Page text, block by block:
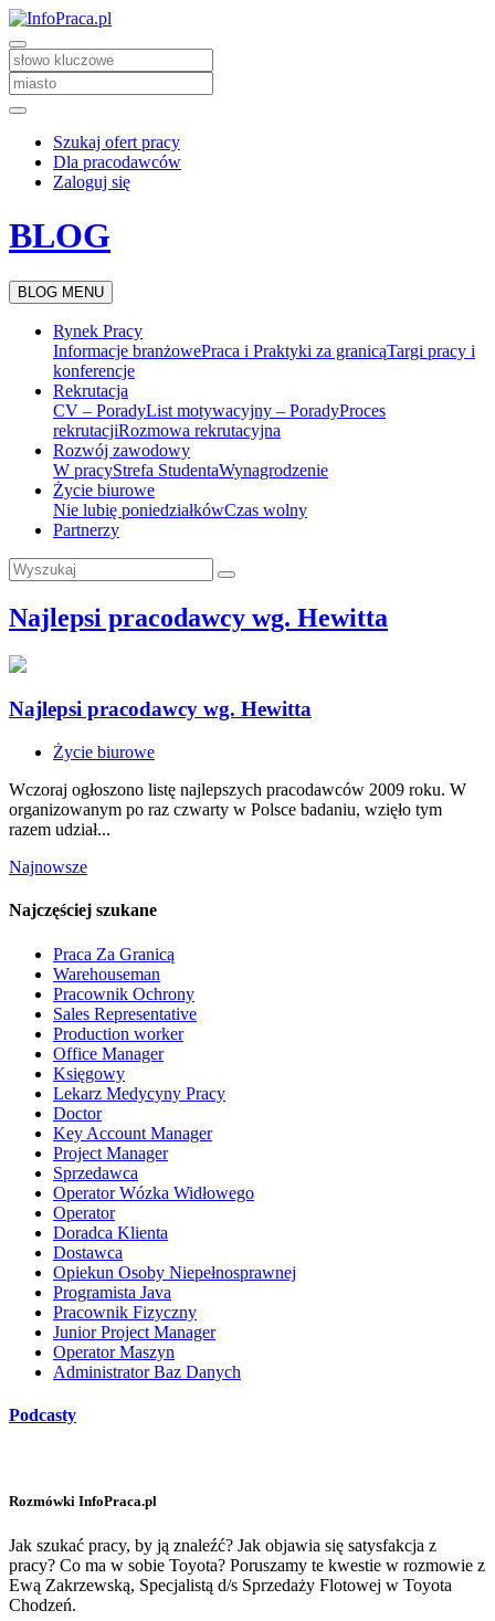
Szukaj ofert pracy
Dla pracodawców
Zaloguj się
BLOG
BLOG MENU
Rynek Pracy
Informacje branżowePraca i Praktyki za granicąTargi pracy i
konferencje
Rekrutacja
CV – PoradyList motywacyjny – PoradyProces
rekrutacjiRozmowa rekrutacyjna
Rozwój zawodowy
W pracyStrefa StudentaWynagrodzenie
Życie biurowe
Nie lubię poniedziałkówCzas wolny
Partnerzy
Najlepsi pracodawcy wg. Hewitta
Najlepsi pracodawcy wg. Hewitta
Życie biurowe
Wczoraj ogłoszono listę najlepszych pracodawców 2009 roku. W
organizowanym po raz czwarty w Polsce badaniu, wzięło tym
razem udział...
Najnowsze
Najczęściej szukane
Praca Za Granicą
Warehouseman
Pracownik Ochrony
Sales Representative
Production worker
Office Manager
Księgowy
Lekarz Medycyny Pracy
Doctor
Key Account Manager
Project Manager
Sprzedawca
Operator Wózka Widłowego
Operator
Doradca Klienta
Dostawca
Opiekun Osoby Niepełnosprawnej
Programista Java
Pracownik Fizyczny
Junior Project Manager
Operator Maszyn
Administrator Baz Danych
Podcasty
Rozmówki InfoPraca.pl
Jak szukać pracy, by ją znaleźć? Jak objawia się satysfakcja z
pracy? Co ma w sobie Toyota? Poruszamy te kwestie w rozmowie z
Ewą Zakrzewską, Specjalistą d/s Sprzedaży Flotowej w Toyota
Chodzeń.